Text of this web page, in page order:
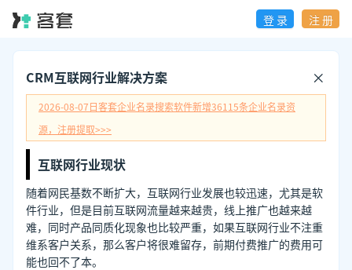
登 录 注 册
CRM互联网行业解决方案
2026-08-07日客套企业名录搜索软件新增36115条企业名录资
源，注册提取>>>
互联网行业现状
随着网民基数不断扩大，互联网行业发展也较迅速，尤其是软
件行业，但是目前互联网流量越来越贵，线上推广也越来越
难，同时产品同质化现象也比较严重，如果互联网行业不注重
维系客户关系，那么客户将很难留存，前期付费推广的费用可
能也回不了本。